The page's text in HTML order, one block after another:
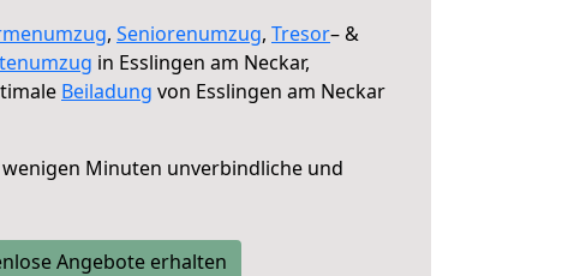
, Seniorenumzug, Tresor– &
in Esslingen am Neckar,
Beiladung von Esslingen am Neckar
Minuten unverbindliche und
Angebote erhalten